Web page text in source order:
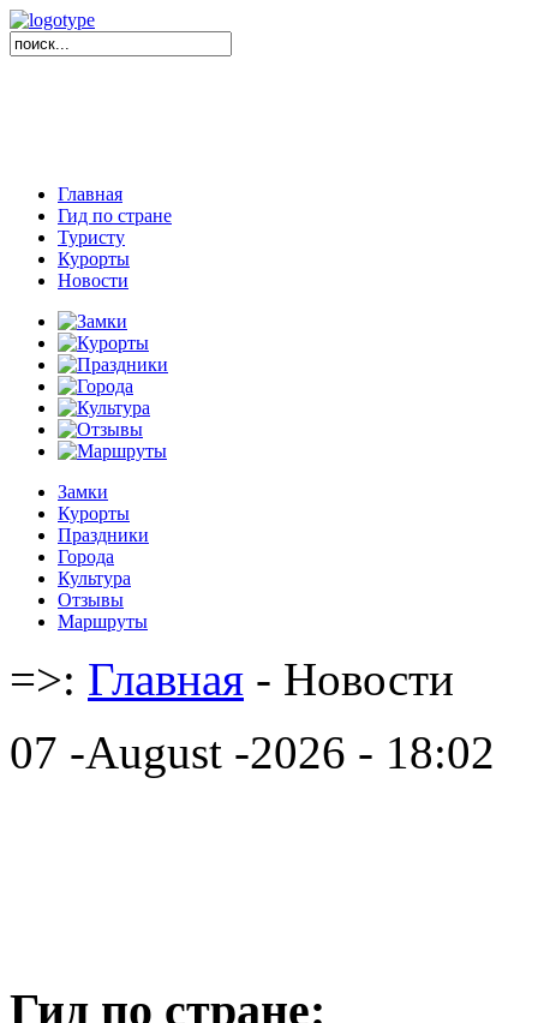
Главная
Гид по стране
Туристу
Курорты
Новости
Замки
Курорты
Праздники
Города
Культура
Отзывы
Маршруты
=>: Главная - Новости
07 -August -2026 - 18:02
Гид по стране: